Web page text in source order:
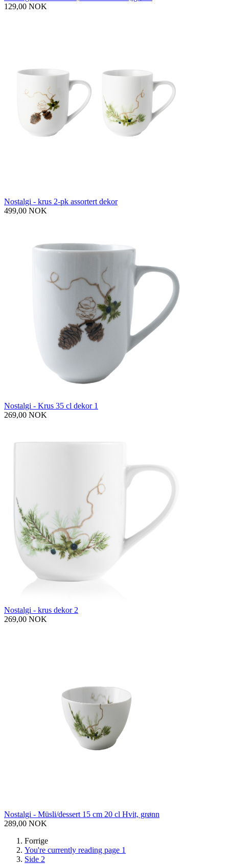
129,00 NOK
Nostalgi - krus 2-pk assortert dekor
499,00 NOK
Nostalgi - Krus 35 cl dekor 1
269,00 NOK
Nostalgi - krus dekor 2
269,00 NOK
Nostalgi - Müsli/dessert 15 cm 20 cl Hvit, grønn
289,00 NOK
Forrige
You're currently reading page 1
Side 2